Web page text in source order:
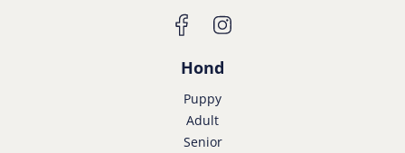
Hond
Puppy
Adult
Senior